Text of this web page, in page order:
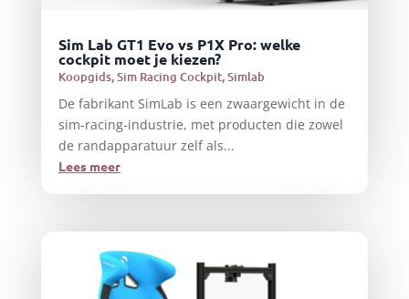
Sim Lab GT1 Evo vs P1X Pro: welke
cockpit moet je kiezen?
Koopgids,Sim Racing Cockpit,Simlab
De fabrikant SimLab is een zwaargewicht in de
sim-racing-industrie, met producten die zowel
de randapparatuur zelf als...
Lees meer